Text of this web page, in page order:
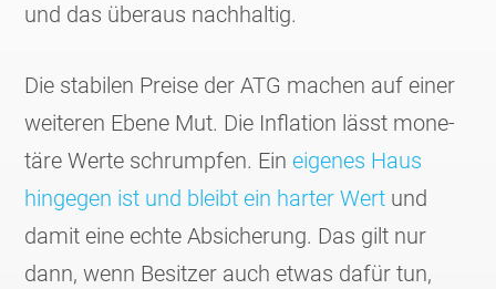
und das überaus nach­haltig.
Die stabilen Preise der ATG machen auf einer
weiteren Ebene Mut. Die Infla­tion lässt mone­
täre Werte schrumpfen. Eineigenes Haus
hingegen ist und bleibt ein harter Wert und
damit eine echte Absiche­rung. Das gilt nur
dann, wenn Besitzer auch etwas dafür tun,